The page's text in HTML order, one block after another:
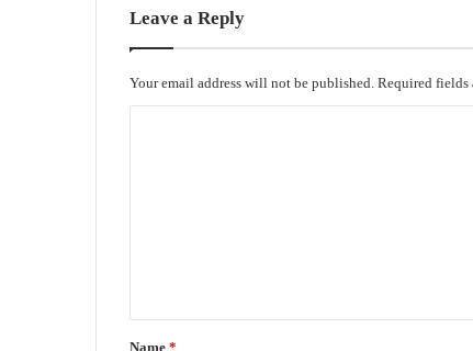
Leave a Reply
Your email address will not be published. Required fields
t
Name *